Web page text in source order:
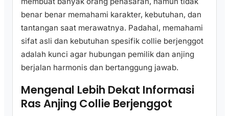
benar benar memahami karakter, kebutuhan, dan
tantangan saat merawatnya. Padahal, memahami
sifat asli dan kebutuhan spesifik collie berjenggot
adalah kunci agar hubungan pemilik dan anjing
berjalan harmonis dan bertanggung jawab.
Mengenal Lebih Dekat Informasi
Ras Anjing Collie Berjenggot